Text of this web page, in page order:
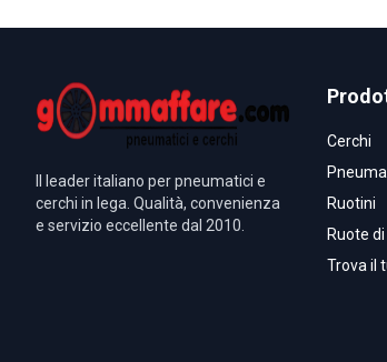
Il leader italiano per pneumatici e
cerchi in lega. Qualità, convenienza
e servizio eccellente dal 2010.
Cerchi
Ruotini
Ruote
Trova il